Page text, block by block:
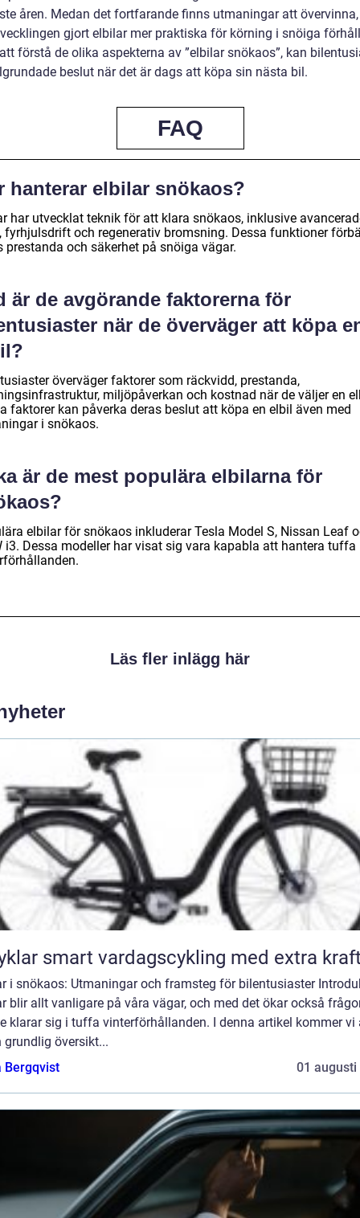
åren. Medan det fortfarande finns utmaningar att
gjort elbilar mer praktiska för körning i snöiga
förstå de olika aspekterna av ”elbilar snökaos”, kan
beslut när det är dags att köpa sin nästa bil.
FAQ
hanterar elbilar snökaos?
har utvecklat teknik för att klara snökaos, inklusive
fyrhjulsdrift och regenerativ bromsning. Dessa funktioner
prestanda och säkerhet på snöiga vägar.
är de avgörande faktorerna för
när de överväger att köpa
överväger faktorer som räckvidd, prestanda,
miljöpåverkan och kostnad när de väljer en
faktorer kan påverka deras beslut att köpa en elbil även med
i snökaos.
är de mest populära elbilarna för
elbilar för snökaos inkluderar Tesla Model S, Nissan Leaf
i3. Dessa modeller har visat sig vara kapabla att hantera tuffa
Läs fler inlägg här
Elcyklar smart vardagscykling med extra
i snökaos: Utmaningar och framsteg för bilentusiaster
blir allt vanligare på våra vägar, och med det ökar också
klarar sig i tuffa vinterförhållanden. I denna artikel kommer vi
grundlig översikt...
Bergqvist
01 augusti